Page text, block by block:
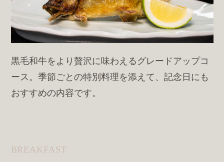
黒毛和牛をより贅沢に味わえるグレードアップコ
ース。季節ごとの特別料理を添えて、記念日にも
おすすめの内容です。
BREAKFAST